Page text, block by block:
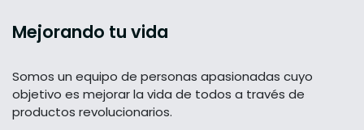
Mejorando tu vida
Somos un equipo de personas apasionadas cuyo
objetivo es mejorar la vida de todos a través de
productos revolucionarios.